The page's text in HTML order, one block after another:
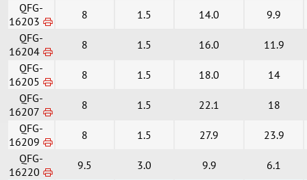
QFG-
16203
8 1.5 14.0
9.9
QFG-
16204
8 1.5 16.0
11.9
QFG-
16205
8 1.5 18.0
14
QFG-
16207
8 1.5 22.1
18
QFG-
16209
8 1.5 27.9
23.9
QFG-
16220
9.5 3.0 9.9
6.1